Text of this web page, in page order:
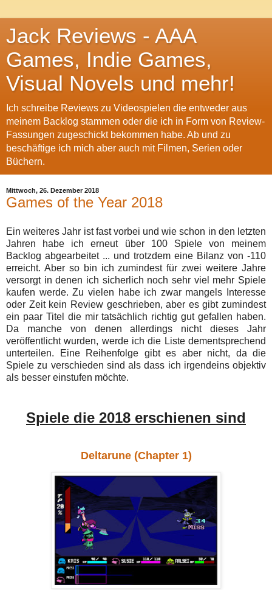
Jack Reviews - AAA
Games, Indie Games,
Visual Novels und mehr!
Ich schreibe Reviews zu Videospielen die entweder aus
meinem Backlog stammen oder die ich in Form von Review-
Fassungen zugeschickt bekommen habe. Ab und zu
beschäftige ich mich aber auch mit Filmen, Serien oder
Büchern.
Mittwoch, 26. Dezember 2018
Games of the Year 2018
Ein weiteres Jahr ist fast vorbei und wie schon in den letzten
Jahren habe ich erneut über 100 Spiele von meinem
Backlog abgearbeitet ... und trotzdem eine Bilanz von -110
erreicht. Aber so bin ich zumindest für zwei weitere Jahre
versorgt in denen ich sicherlich noch sehr viel mehr Spiele
kaufen werde. Zu vielen habe ich zwar mangels Interesse
oder Zeit kein Review geschrieben, aber es gibt zumindest
ein paar Titel die mir tatsächlich richtig gut gefallen haben.
Da manche von denen allerdings nicht dieses Jahr
veröffentlicht wurden, werde ich die Liste dementsprechend
unterteilen. Eine Reihenfolge gibt es aber nicht, da die
Spiele zu verschieden sind als dass ich irgendeins objektiv
als besser einstufen möchte.
Spiele die 2018 erschienen sind
Deltarune (Chapter 1)